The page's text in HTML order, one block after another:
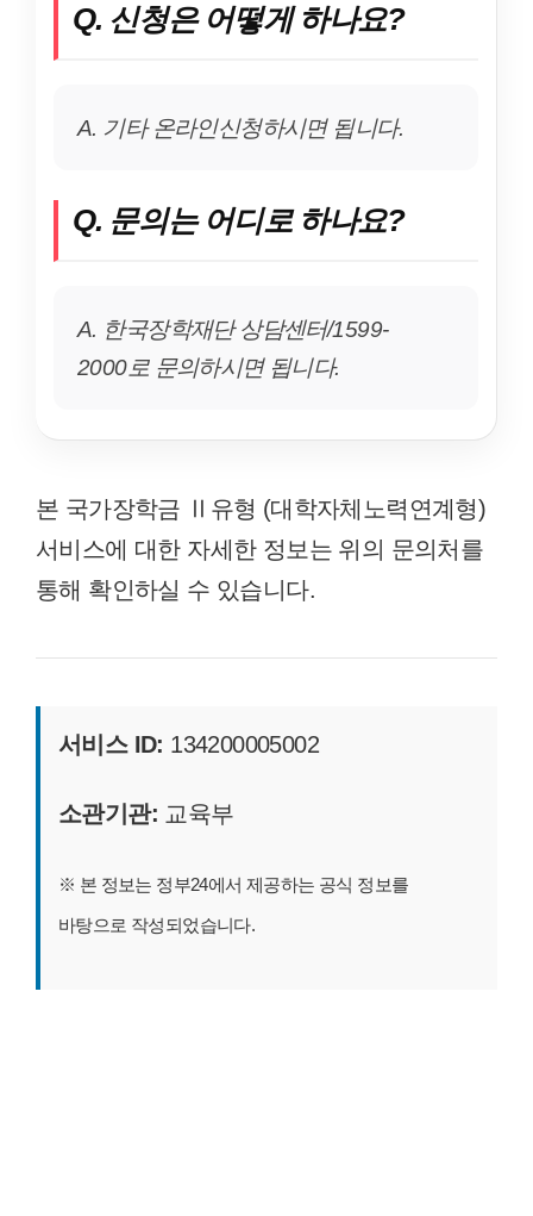
Q. 신청은 어떻게 하나요?
A. 기타 온라인신청하시면 됩니다.
Q. 문의는 어디로 하나요?
A. 한국장학재단 상담센터/1599-
2000로 문의하시면 됩니다.
본 국가장학금 Ⅱ유형 (대학자체노력연계형)
서비스에 대한 자세한 정보는 위의 문의처를
통해 확인하실 수 있습니다.
서비스 ID: 134200005002
소관기관: 교육부
※ 본 정보는 정부24에서 제공하는 공식 정보를
바탕으로 작성되었습니다.